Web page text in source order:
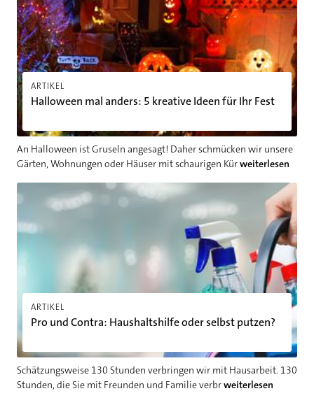
ARTIKEL
Halloween mal anders: 5 kreative Ideen für Ihr Fest
An Halloween ist Gruseln angesagt! Daher schmücken wir unsere
Gärten, Wohnungen oder Häuser mit schaurigen Kürweiterlesen
ARTIKEL
Pro und Contra: Haushaltshilfe oder selbst putzen?
Schätzungsweise 130 Stunden verbringen wir mit Hausarbeit. 130
Stunden, die Sie mit Freunden und Familie verbrweiterlesen
Pro und Contra: Haushaltshilfe oder selbst putzen?